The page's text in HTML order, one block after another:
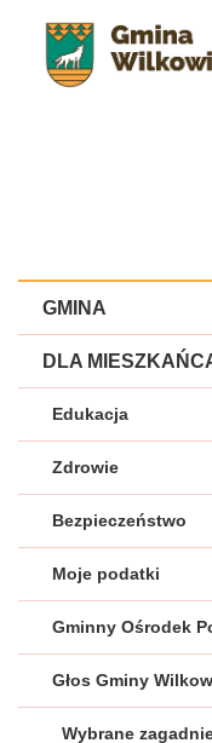
GMINA
DLA
Edukacja
Zdrowie
Bezpieczeństwo
Moje podatki
Gminny Ośrodek
Głos Gminy
Wybrane